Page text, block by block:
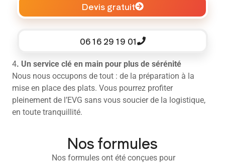
Devis gratuit
06 16 29 19 01
4. Un service clé en main pour plus de sérénité
Nous nous occupons de tout : de la préparation à la
mise en place des plats. Vous pourrez profiter
pleinement de l’EVG sans vous soucier de la logistique,
en toute tranquillité.
Nos formules
Nos formules ont été conçues pour